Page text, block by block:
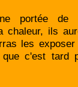
portée de
chaleur, ils
les
c'est tard